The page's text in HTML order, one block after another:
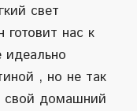
свет
готовит нас к
идеально
, но не так
домашний